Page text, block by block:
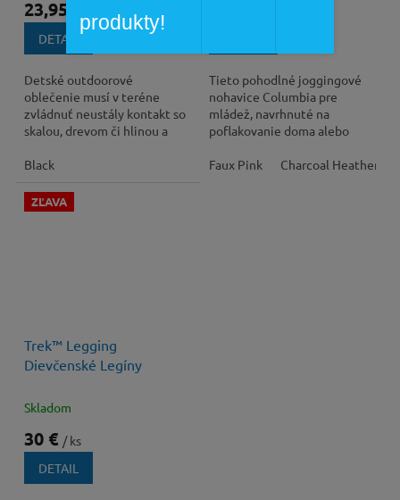
23,95 €
DETAIL
Detské outdoorové
oblečenie musí v teréne
zvládnuť neustály kontakt so
skalou, drevom či hlinou a
v pohybe. Model...
Black
Tieto pohodlné joggingové
nohavice Columbia pre
mládež, navrhnuté na
poflakovanie doma alebo
ročné obdobia.
Faux Pink Charcoal Heather
ZĽAVA
Trek™ Legging
Dievčenské Legíny
Skladom
30 € / ks
DETAIL
produkty!